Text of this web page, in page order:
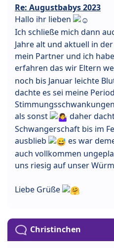
Re: Augustbabys 2023
Hallo ihr lieben
Ich schließe mich dann
Jahre alt und aktuell in der
mein Partner und ich
erfahren das wir Eltern
noch bis Januar leichte
dachte es sei meine
als sonst
daher
Schwangerschaft bis im
ausblieb
es war
auch vollkommen
uns riesig auf unser
Liebe Grüße
Christinchen